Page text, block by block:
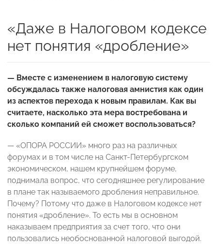
«Даже в Налоговом кодексе
нет понятия «дробление»
— Вместе с изменением в налоговую систему
обсуждалась также налоговая амнистия как один
из аспектов перехода к новым правилам. Как вы
считаете, насколько эта мера востребована и
сколько компаний ей сможет воспользоваться?
— «ОПОРА РОССИИ» много раз на различных
форумах и в том числе на Санкт-Петербургском
экономическом, нашем крупнейшем форуме,
поднимала вопрос, что сегодняшнее регулирование
в плане так называемого дробления неправильное.
Почему? Потому что даже в Налоговом кодексе нет
понятия «дробление». То есть мы в основном
наказываем предприятия за счет того, что они
пользовались необоснованной налоговой выгодой.